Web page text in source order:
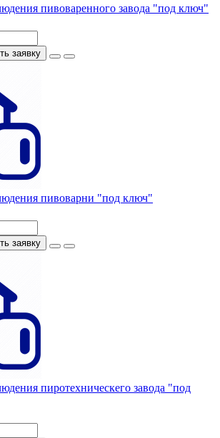
пивоваренного завода "под ключ"
заявку
пивоварни "под ключ"
заявку
пиротехническего завода "под